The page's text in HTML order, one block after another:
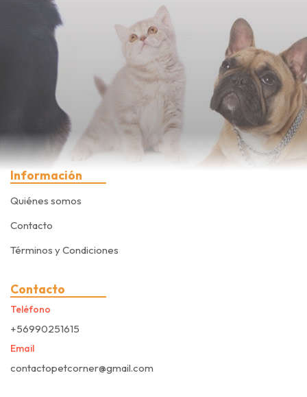
Información
Quiénes somos
Contacto
Términos y Condiciones
Contacto
Teléfono
+56990251615
Email
contactopetcorner@gmail.com